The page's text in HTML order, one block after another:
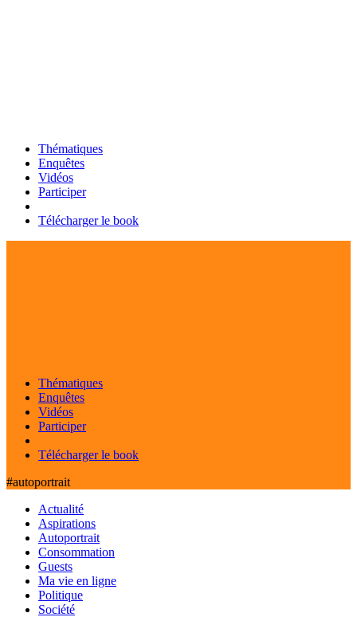
Thématiques
Enquêtes
Vidéos
Participer
Télécharger le book
Thématiques
Enquêtes
Vidéos
Participer
Télécharger le book
#autoportrait
Actualité
Aspirations
Autoportrait
Consommation
Guests
Ma vie en ligne
Politique
Société